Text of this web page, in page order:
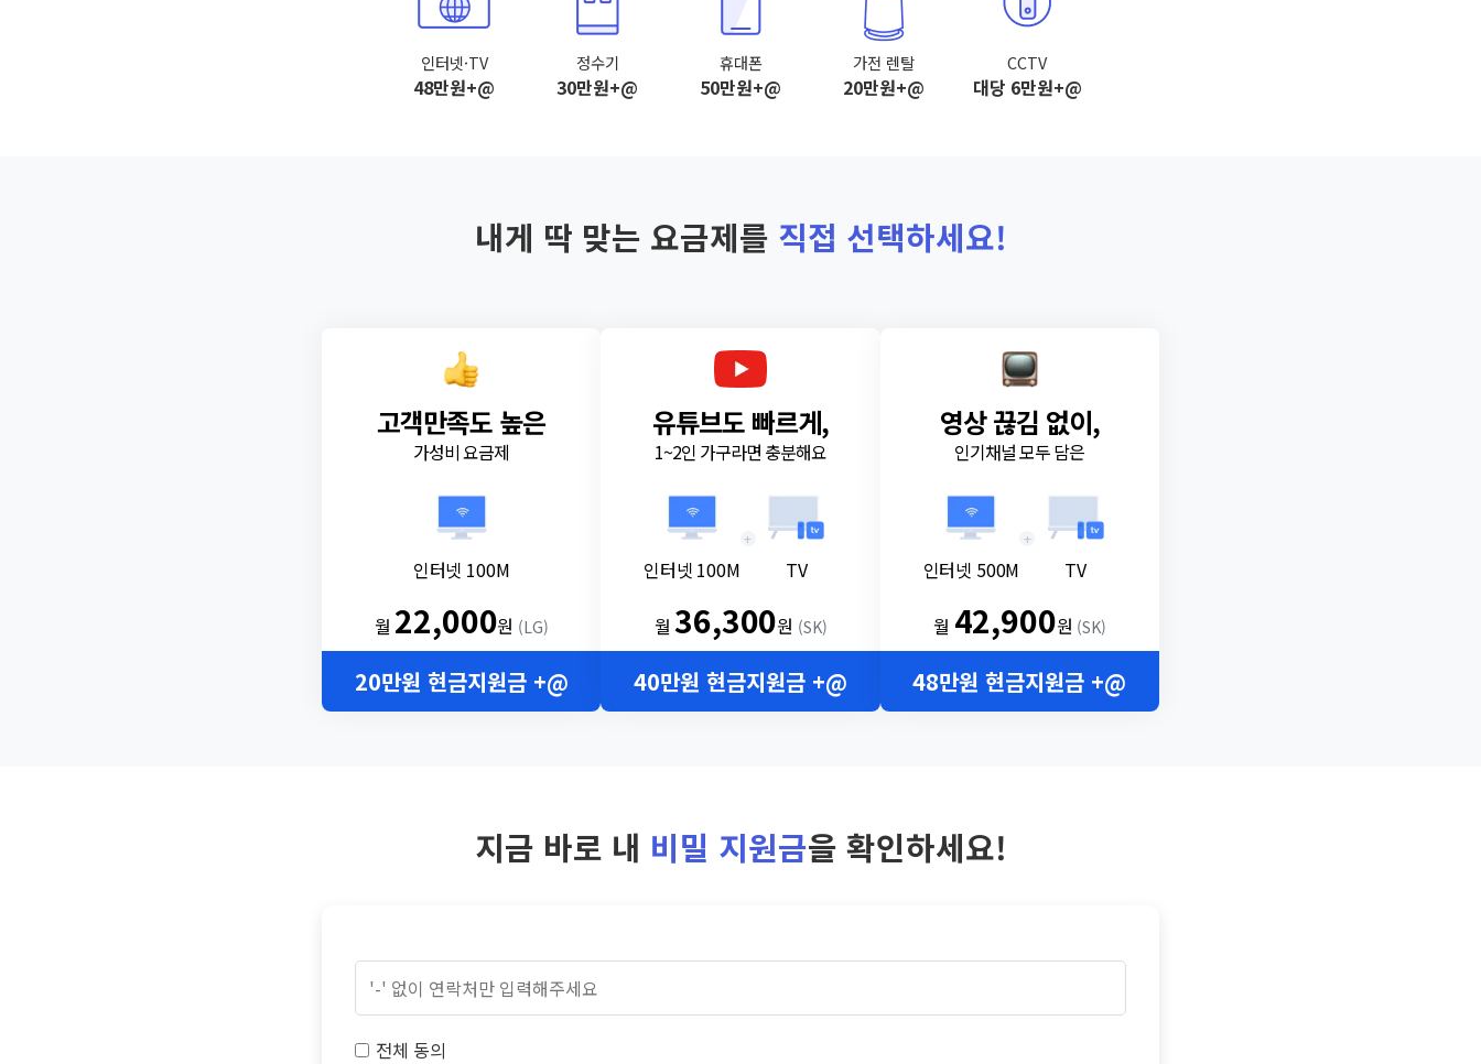
인터넷·TV
48만원+@
정수기
30만원+@
휴대폰
50만원+@
가전 렌탈
20만원+@
CCTV
대당 6만원+@
내게 딱 맞는 요금제를 직접 선택하세요!
고객만족도 높은
가성비 요금제
인터넷 100M
월 22,000원 (LG)
20만원 현금지원금 +@
유튜브도 빠르게,
1~2인 가구라면 충분해요
인터넷 100M
+
TV
월36,300원 (SK)
40만원 현금지원금 +@
영상 끊김 없이,
인기채널 모두 담은
인터넷 500M
+
TV
월 42,900원 (SK)
48만원 현금지원금 +@
지금 바로 내 비밀 지원금을 확인하세요!
전체 동의